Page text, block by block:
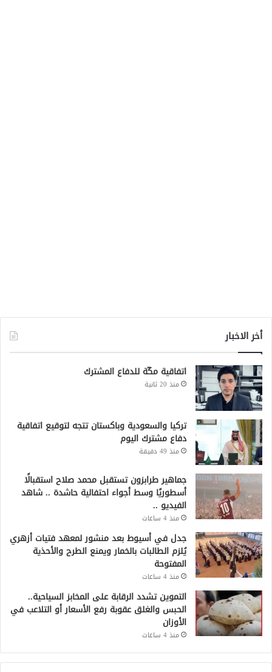
أخر الاخبار
اتفاقية مكّة للدفاع المشترك
منذ 20 ثانية
تركيا والسعودية وباكستان تتجه لتوقيع اتفاقية
دفاع مشترك اليوم
منذ 49 دقيقة
جماهير طرابزون تستقبل محمد صلاح استقبالًا
أسطوريًا وسط أجواء احتفالية حاشدة .. شاهد
الفيديو ..
منذ 4 ساعات
جدل في أسيوط بعد منشور لمعهد فتيات أزهري
يُلزم الطالبات بالخمار ويمنع الطرح والأحذية
المفتوحة
منذ 4 ساعات
التموين تشدد الرقابة على المخابز السياحية..
الحبس والغلق عقوبة رفع الأسعار أو التلاعب في
الأوزان
منذ 4 ساعات